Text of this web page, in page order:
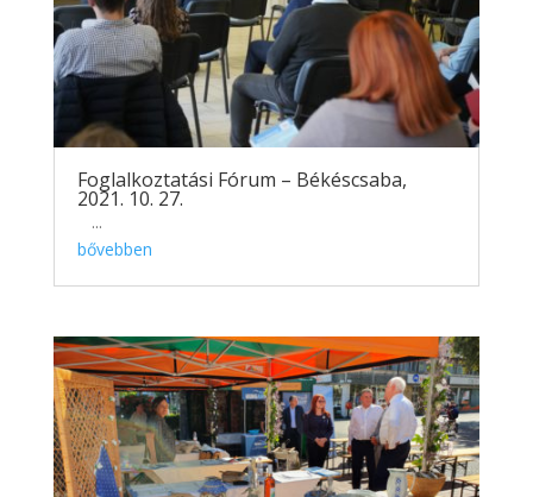
Foglalkoztatási Fórum – Békéscsaba,
2021. 10. 27.
...
bővebben